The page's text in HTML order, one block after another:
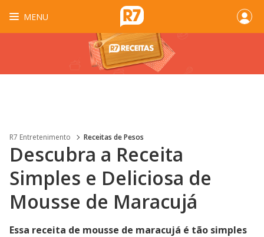
MENU
R7 Entretenimento Receitas de Pesos
Descubra a Receita
Simples e Deliciosa de
Mousse de Maracujá
Essa receita de mousse de maracujá é tão simples